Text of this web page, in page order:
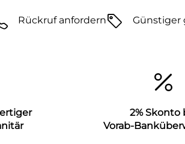
Rückruf anfordern Günstiger
2% Skonto
Vorab-